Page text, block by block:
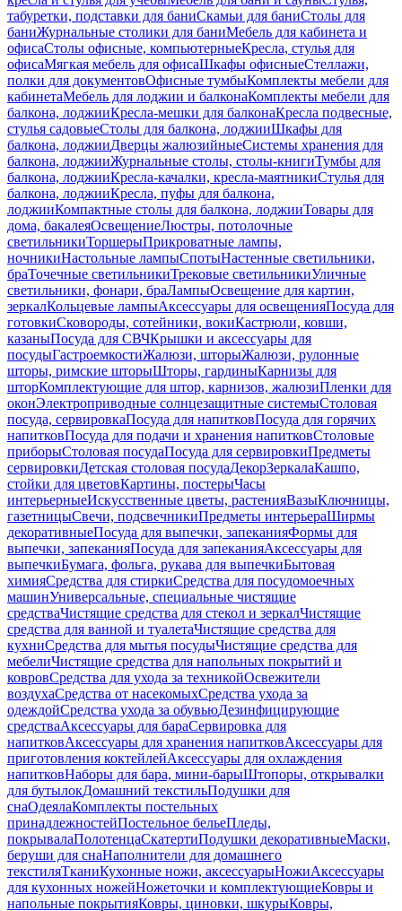
табуретки, подставки для баниСкамьи для баниСтолы для
баниЖурнальные столики для баниМебель для кабинета и
офисаСтолы офисные, компьютерныеКресла, стулья для
офисаМягкая мебель для офисаШкафы офисныеСтеллажи,
полки для документовОфисные тумбыКомплекты мебели для
кабинетаМебель для лоджии и балконаКомплекты мебели для
балкона, лоджииКресла-мешки для балконаКресла подвесные,
стулья садовыеСтолы для балкона, лоджииШкафы для
балкона, лоджииДверцы жалюзийныеСистемы хранения для
балкона, лоджииЖурнальные столы, столы-книгиТумбы для
балкона, лоджииКресла-качалки, кресла-маятникиСтулья для
балкона, лоджииКресла, пуфы для балкона,
лоджииКомпактные столы для балкона, лоджииТовары для
дома, бакалеяОсвещениеЛюстры, потолочные
светильникиТоршерыПрикроватные лампы,
ночникиНастольные лампыСпотыНастенные светильники,
браТочечные светильникиТрековые светильникиУличные
светильники, фонари, браЛампыОсвещение для картин,
зеркалКольцевые лампыАксессуары для освещенияПосуда для
готовкиСковороды, сотейники, вокиКастрюли, ковши,
казаныПосуда для СВЧКрышки и аксессуары для
посудыГастроемкостиЖалюзи, шторыЖалюзи, рулонные
шторы, римские шторыШторы, гардиныКарнизы для
шторКомплектующие для штор, карнизов, жалюзиПленки для
оконЭлектроприводные солнцезащитные системыСтоловая
посуда, сервировкаПосуда для напитковПосуда для горячих
напитковПосуда для подачи и хранения напитковСтоловые
приборыСтоловая посудаПосуда для сервировкиПредметы
сервировкиДетская столовая посудаДекорЗеркалаКашпо,
стойки для цветовКартины, постерыЧасы
интерьерныеИскусственные цветы, растенияВазыКлючницы,
газетницыСвечи, подсвечникиПредметы интерьераШирмы
декоративныеПосуда для выпечки, запеканияФормы для
выпечки, запеканияПосуда для запеканияАксессуары для
выпечкиБумага, фольга, рукава для выпечкиБытовая
химияСредства для стиркиСредства для посудомоечных
машинУниверсальные, специальные чистящие
средстваЧистящие средства для стекол и зеркалЧистящие
средства для ванной и туалетаЧистящие средства для
кухниСредства для мытья посудыЧистящие средства для
мебелиЧистящие средства для напольных покрытий и
ковровСредства для ухода за техникойОсвежители
воздухаСредства от насекомыхСредства ухода за
одеждойСредства ухода за обувьюДезинфицирующие
средстваАксессуары для бараСервировка для
напитковАксессуары для хранения напитковАксессуары для
приготовления коктейлейАксессуары для охлаждения
напитковНаборы для бара, мини-барыШтопоры, открывалки
для бутылокДомашний текстильПодушки для
снаОдеялаКомплекты постельных
принадлежностейПостельное бельеПледы,
покрывалаПолотенцаСкатертиПодушки декоративныеМаски,
беруши для снаНаполнители для домашнего
текстиляТканиКухонные ножи, аксессуарыНожиАксессуары
для кухонных ножейНожеточки и комплектующиеКовры и
напольные покрытияКовры, циновки, шкурыКовры,